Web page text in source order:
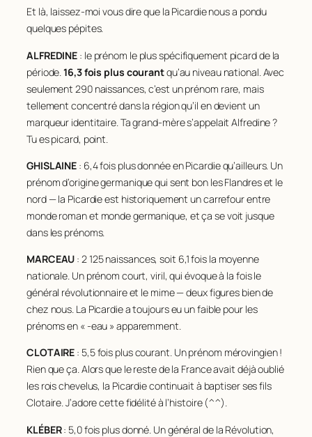
Et là, laissez-moi vous dire que la Picardie nous a pondu
quelques pépites.
ALFREDINE : le prénom le plus spécifiquement picard de la
période.16,3 fois plus courantqu’au niveau national. Avec
seulement 290 naissances, c’est un prénom rare, mais
tellement concentré dans la région qu’il en devient un
marqueur identitaire. Ta grand-mère s’appelait Alfredine ?
Tu es picard, point.
GHISLAINE : 6,4 fois plus donnée en Picardie qu’ailleurs. Un
prénom d’origine germanique qui sent bon les Flandres et le
nord — la Picardie est historiquement un carrefour entre
monde roman et monde germanique, et ça se voit jusque
dans les prénoms.
MARCEAU : 2 125 naissances, soit 6,1 fois la moyenne
nationale. Un prénom court, viril, qui évoque à la fois le
général révolutionnaire et le mime — deux figures bien de
chez nous. La Picardie a toujours eu un faible pour les
prénoms en « -eau » apparemment.
CLOTAIRE : 5,5 fois plus courant. Un prénom mérovingien !
Rien que ça. Alors que le reste de la France avait déjà oublié
les rois chevelus, la Picardie continuait à baptiser ses fils
Clotaire. J’adore cette fidélité à l’histoire (^^).
KLÉBER: 5,0 fois plus donné. Un général de la Révolution,